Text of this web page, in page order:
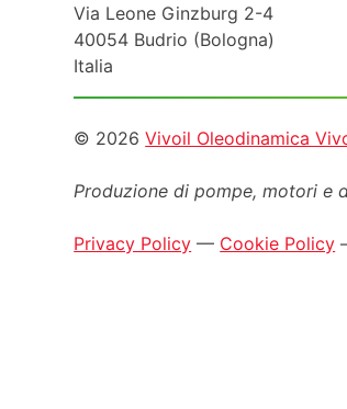
Via Leone Ginzburg 2-4
40054 Budrio (Bologna)
Italia
Informazioni
legali
© 2026Vivoil Oleodinamica
Produzione di pompe, motori e
Privacy Policy — Cookie Policy